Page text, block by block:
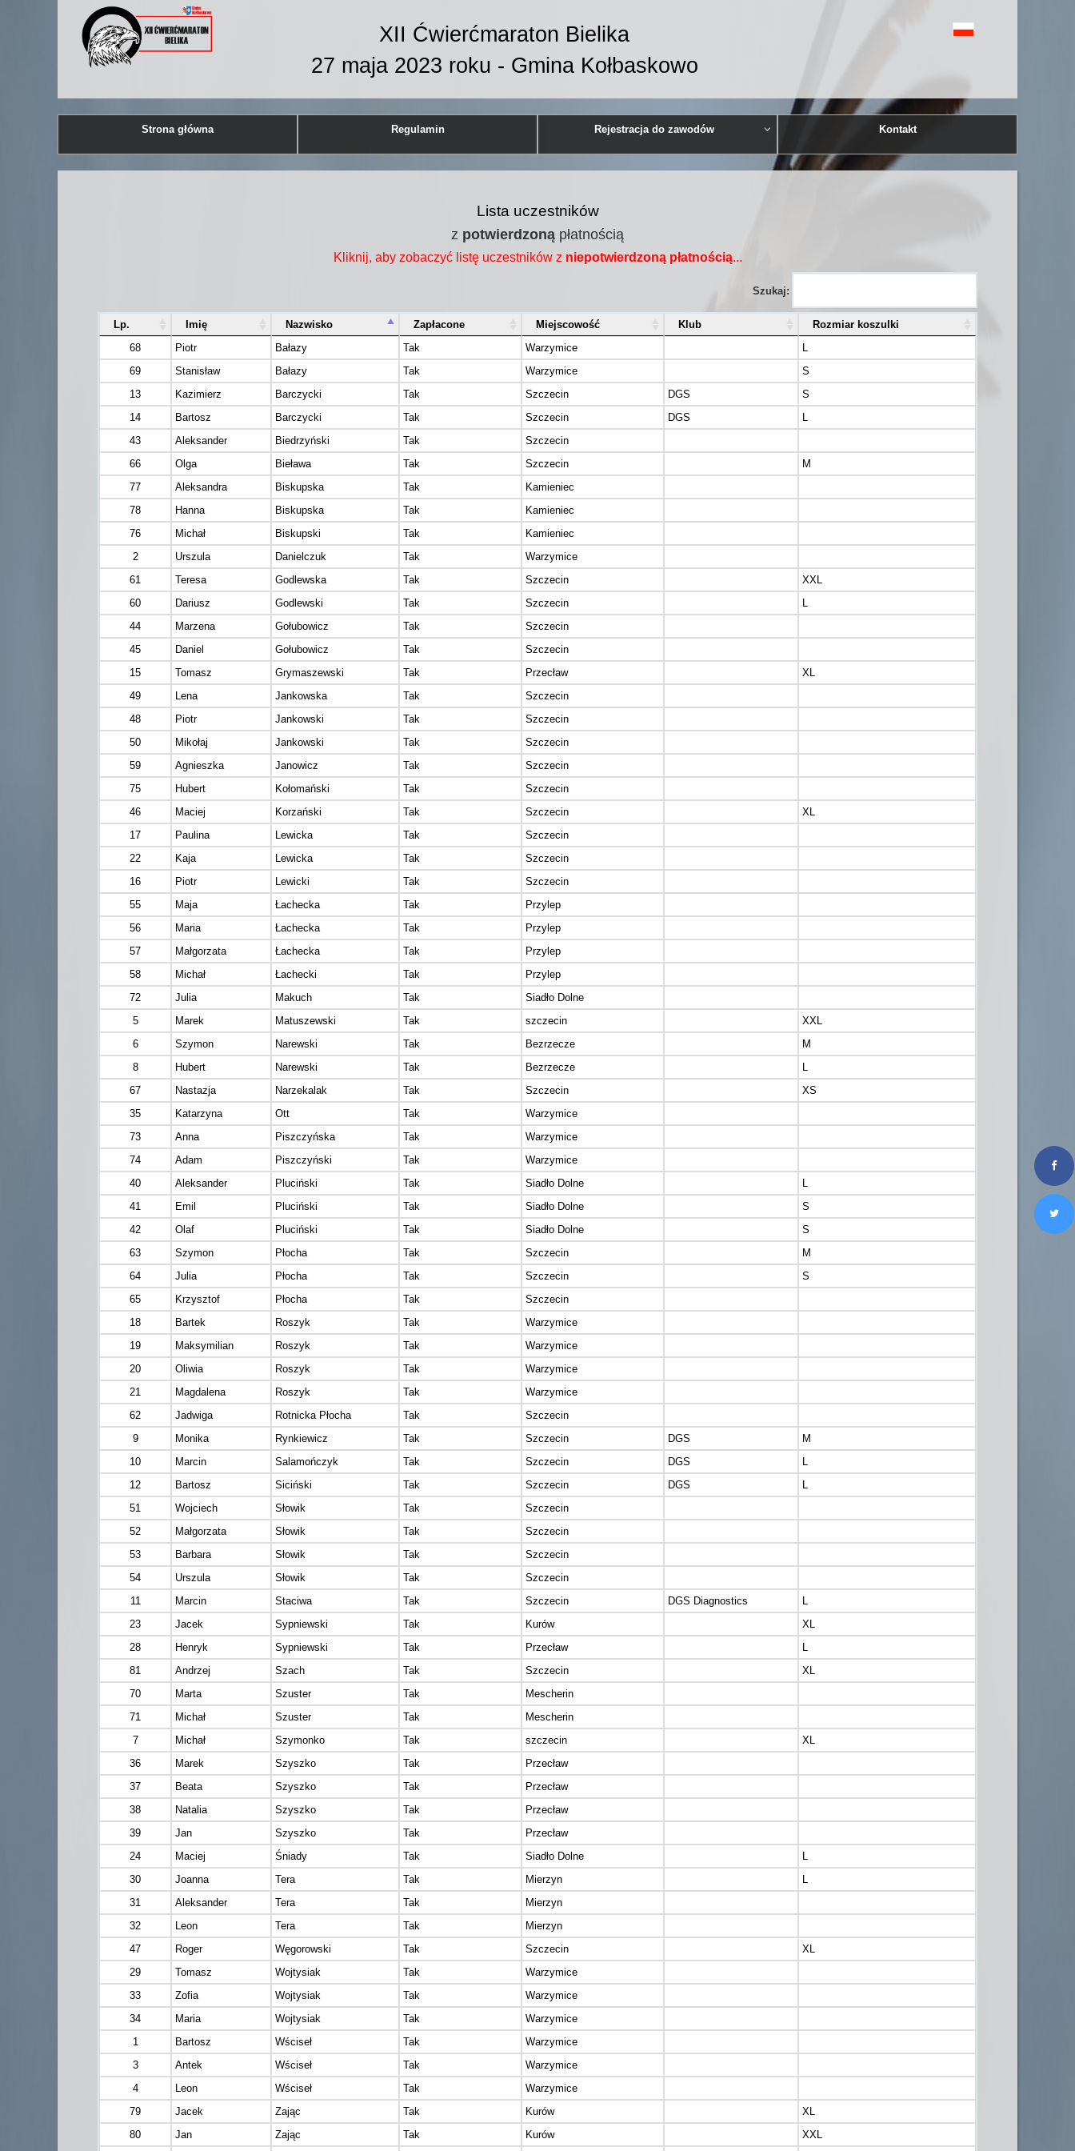
XII Ćwierćmaraton Bielika
27 maja 2023 roku - Gmina Kołbaskowo
Strona główna Regulamin Rejestracja do zawodów Kontakt
Lista uczestników
z potwierdzoną płatnością
Kliknij, aby zobaczyć listę uczestników z niepotwierdzoną płatnością...
Szukaj:
Lp. Imię Nazwisko Zapłacone Miejscowość Klub
Rozmiar koszulki
68
Piotr Bałazy Tak Warzymice
L
69
Stanisław Bałazy Tak Warzymice
S
13
Kazimierz Barczycki Tak Szczecin DGS
S
14
Bartosz Barczycki Tak Szczecin DGS
L
43
Aleksander Biedrzyński Tak
Szczecin
66
Olga Bieława Tak Szczecin
M
77
Aleksandra Biskupska Tak
Kamieniec
78
Hanna Biskupska Tak
Kamieniec
76
Michał Biskupski Tak
Kamieniec
2
Urszula Danielczuk Tak
Warzymice
61
Teresa Godlewska Tak Szczecin
XXL
60
Dariusz Godlewski Tak Szczecin
L
44
Marzena Gołubowicz Tak
Szczecin
45
Daniel Gołubowicz Tak
Szczecin
15
Tomasz Grymaszewski Tak Przecław
XL
49
Lena Jankowska Tak
Szczecin
48
Piotr Jankowski Tak
Szczecin
50
Mikołaj Jankowski Tak
Szczecin
59
Agnieszka Janowicz Tak
Szczecin
75
Hubert Kołomański Tak
Szczecin
46
Maciej Korzański Tak Szczecin
XL
17
Paulina Lewicka Tak
Szczecin
22
Kaja Lewicka Tak
Szczecin
16
Piotr Lewicki Tak
Szczecin
55
Maja Łachecka Tak
Przylep
56
Maria Łachecka Tak
Przylep
57
Małgorzata Łachecka Tak
Przylep
58
Michał Łachecki Tak
Przylep
72
Julia Makuch Tak
Siadło Dolne
5
Marek Matuszewski Tak szczecin
XXL
6
Szymon Narewski Tak Bezrzecze
M
8
Hubert Narewski Tak Bezrzecze
L
67
Nastazja Narzekalak Tak Szczecin
XS
35
Katarzyna Ott Tak
Warzymice
73
Anna Piszczyńska Tak
Warzymice
74
Adam Piszczyński Tak
Warzymice
40
Aleksander Pluciński Tak Siadło Dolne
L
41
Emil Pluciński Tak Siadło Dolne
S
42
Olaf Pluciński Tak Siadło Dolne
S
63
Szymon Płocha Tak Szczecin
M
64
Julia Płocha Tak Szczecin
S
65
Krzysztof Płocha Tak
Szczecin
18
Bartek Roszyk Tak
Warzymice
19
Maksymilian Roszyk Tak
Warzymice
20
Oliwia Roszyk Tak
Warzymice
21
Magdalena Roszyk Tak
Warzymice
62
Jadwiga Rotnicka Płocha Tak
Szczecin
9
Monika Rynkiewicz Tak Szczecin DGS
M
10
Marcin Salamończyk Tak Szczecin DGS
L
12
Bartosz Siciński Tak Szczecin DGS
L
51
Wojciech Słowik Tak
Szczecin
52
Małgorzata Słowik Tak
Szczecin
53
Barbara Słowik Tak
Szczecin
54
Urszula Słowik Tak
Szczecin
11
Marcin Staciwa Tak Szczecin DGS Diagnostics
L
23
Jacek Sypniewski Tak Kurów
XL
28
Henryk Sypniewski Tak Przecław
L
81
Andrzej Szach Tak Szczecin
XL
70
Marta Szuster Tak
Mescherin
71
Michał Szuster Tak
Mescherin
7
Michał Szymonko Tak szczecin
XL
36
Marek Szyszko Tak
Przecław
37
Beata Szyszko Tak
Przecław
38
Natalia Szyszko Tak
Przecław
39
Jan Szyszko Tak
Przecław
24
Maciej Śniady Tak Siadło Dolne
L
30
Joanna Tera Tak Mierzyn
L
31
Aleksander Tera Tak
Mierzyn
32
Leon Tera Tak
Mierzyn
47
Roger Węgorowski Tak Szczecin
XL
29
Tomasz Wojtysiak Tak
Warzymice
33
Zofia Wojtysiak Tak
Warzymice
34
Maria Wojtysiak Tak
Warzymice
1
Bartosz Wściseł Tak
Warzymice
3
Antek Wściseł Tak
Warzymice
4
Leon Wściseł Tak
Warzymice
79
Jacek Zając Tak Kurów
XL
80
Jan Zając Tak Kurów XXL